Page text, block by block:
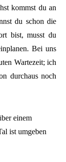
kommst du an
du schon die
bist, musst du
Bei uns
Wartezeit; ich
durchaus noch